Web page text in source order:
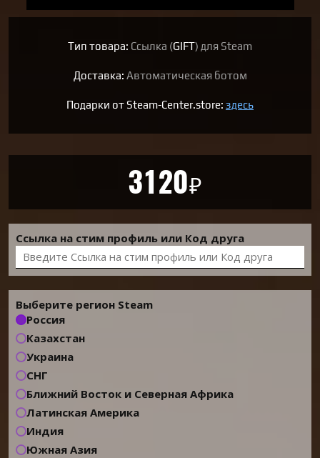
Тип товара: Ссылка (GIFT) для Steam
Доставка: Автоматическая ботом
Подарки от Steam-Center.store: здесь
3120₽
Ссылка на стим профиль или Код друга
Выберите регион Steam
Россия
Казахстан
Украина
СНГ
Ближний Восток и Северная Африка
Латинская Америка
Индия
Южная Азия